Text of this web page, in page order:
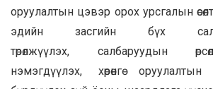
оруулалтын цэвэр орох урсгалын
эдийн засгийн бүх
төрөлжүүлэх, салбаруудын
нэмэгдүүлэх, хөрөнгө